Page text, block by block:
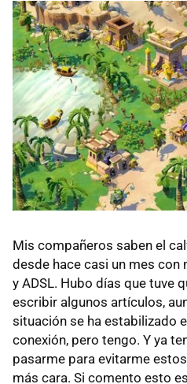
Mis compañeros saben el
desde hace casi un mes
y ADSL. Hubo días que tuve
escribir algunos artículos,
situación se ha estabilizado
conexión, pero tengo. Y ya
pasarme para evitarme
más cara. Si comento esto